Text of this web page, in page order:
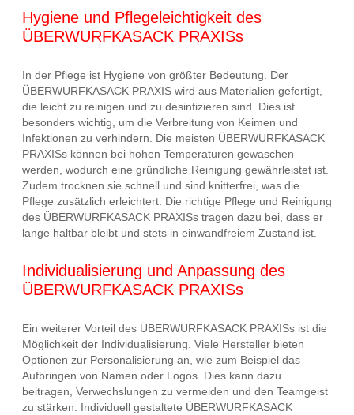
Hygiene und Pflegeleichtigkeit des
ÜBERWURFKASACK PRAXISs
In der Pflege ist Hygiene von größter Bedeutung. Der
ÜBERWURFKASACK PRAXIS wird aus Materialien gefertigt,
die leicht zu reinigen und zu desinfizieren sind. Dies ist
besonders wichtig, um die Verbreitung von Keimen und
Infektionen zu verhindern. Die meisten ÜBERWURFKASACK
PRAXISs können bei hohen Temperaturen gewaschen
werden, wodurch eine gründliche Reinigung gewährleistet ist.
Zudem trocknen sie schnell und sind knitterfrei, was die
Pflege zusätzlich erleichtert. Die richtige Pflege und Reinigung
des ÜBERWURFKASACK PRAXISs tragen dazu bei, dass er
lange haltbar bleibt und stets in einwandfreiem Zustand ist.
Individualisierung und Anpassung des
ÜBERWURFKASACK PRAXISs
Ein weiterer Vorteil des ÜBERWURFKASACK PRAXISs ist die
Möglichkeit der Individualisierung. Viele Hersteller bieten
Optionen zur Personalisierung an, wie zum Beispiel das
Aufbringen von Namen oder Logos. Dies kann dazu
beitragen, Verwechslungen zu vermeiden und den Teamgeist
zu stärken. Individuell gestaltete ÜBERWURFKASACK